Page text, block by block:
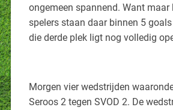
ongemeen spannend. Want maar
spelers staan daar binnen 5
die derde plek ligt nog volledig
Morgen vier wedstrijden
Seroos 2 tegen SVOD 2. De